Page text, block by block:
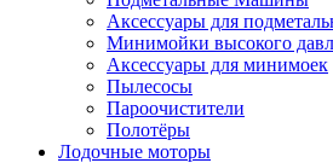
Аксессуары для
Минимойки высокого
Аксессуары для минимоек
Пылесосы
Пароочистители
Полотёры
Лодочные моторы